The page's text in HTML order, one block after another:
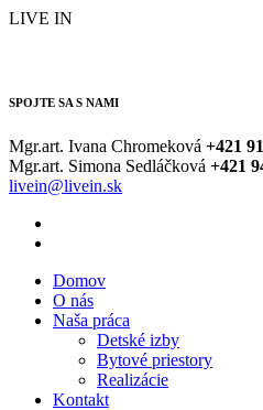
LIVE IN
SPOJTE SA S NAMI
Mgr.art. Ivana Chromeková +421
Mgr.art. Simona Sedláčková +421
livein@livein.sk
Domov
O nás
Naša práca
Detské izby
Bytové priestory
Realizácie
Kontakt